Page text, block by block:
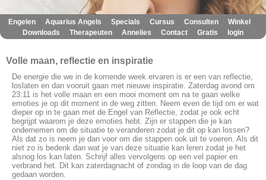
Engelen Aquarius Angels Specials Cursus Consulten Winkel
Downloads Therapeuten Annelies Contact Gratis login
Volle maan, reflectie en inspiratie
De energie die we in de komende week ervaren is er een van reflectie,
loslaten en dan vooruit gaan met nieuwe inspiratie. Zaterdag avond om
23:11 is het volle maan en een mooi moment om na te gaan welke
emoties je op dit moment in de weg zitten. Neem even de tijd om er wat
dieper op in te gaan met de Engel van Reflectie, zodat je ook echt
begrijpt waarom je deze emoties hebt. Zijn er stappen die je kan
ondernemen om de situatie te veranderen zodat je dit op kan lossen?
Als dat zo is neem je dan voor om die stappen ook uit te voeren. Als dit
niet zo is bedenk dan wat je van deze situatie kan leren zodat je het
alsnog los kan laten. Schrijf alles vervolgens op een vel papier en
verbrand het. Dit kan zaterdagnacht of zondag in de loop van de dag
gedaan worden.